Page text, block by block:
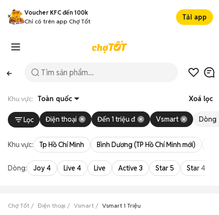
Voucher KFC đến 100k
Chỉ có trên app Chợ Tốt
Tải app
Khu vực: Toàn quốc Xoá lọc
Lọc Điện thoại Đến 1 triệu đ Vsmart Dòng
Khu vực: Tp Hồ Chí Minh Bình Dương (TP Hồ Chí Minh mới)
Dòng: Joy 4 Live 4 Live Active 3 Star 5 Star 4
Chợ Tốt Điện thoại Vsmart Vsmart 1 Triệu